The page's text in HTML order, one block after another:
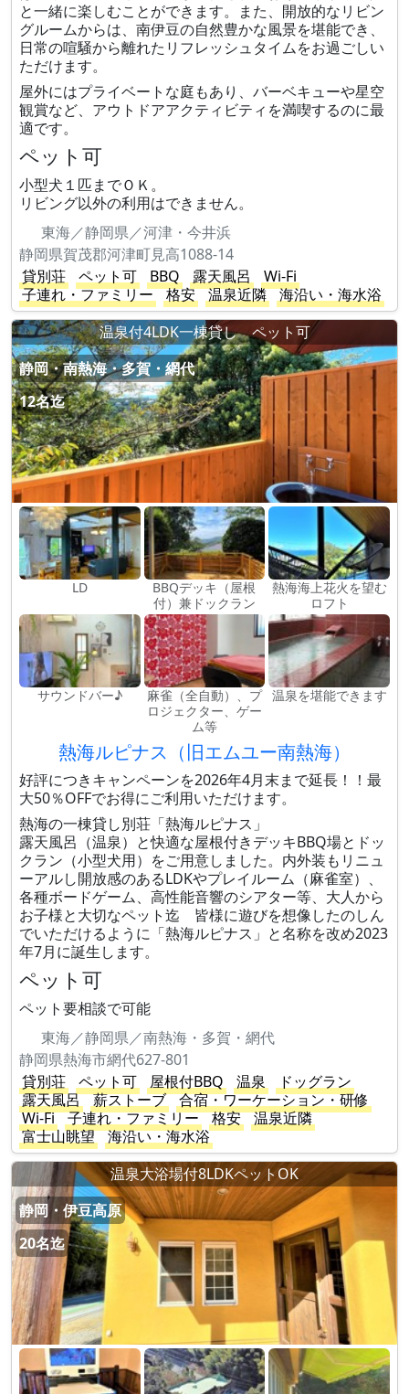
と一緒に楽しむことができます。また、開放的なリビン
グルームからは、南伊豆の自然豊かな風景を堪能でき、
日常の喧騒から離れたリフレッシュタイムをお過ごしい
ただけます。
屋外にはプライベートな庭もあり、バーベキューや星空
観賞など、アウトドアアクティビティを満喫するのに最
適です。
ペット可
小型犬１匹までＯＫ。
リビング以外の利用はできません。
東海／静岡県／河津・今井浜
静岡県賀茂郡河津町見高1088-14
貸別荘
ペット可 BBQ 露天風呂
Wi-Fi
子連れ・ファミリー
格安 温泉近隣
海沿い・海水浴
温泉付4LDK一棟貸し ペット可
静岡・南熱海・多賀・網代
12名迄
LD
BBQデッキ（屋根
付）兼ドックラン
熱海海上花火を望む
ロフト
サウンドバー♪
麻雀（全自動）、プ
ロジェクター、ゲー
ム等
温泉を堪能できます
熱海ルピナス（旧エムユー南熱海）
好評につきキャンペーンを2026年4月末まで延長！！最
大50％OFFでお得にご利用いただけます。
熱海の一棟貸し別荘「熱海ルピナス」
露天風呂（温泉）と快適な屋根付きデッキBBQ場とドッ
クラン（小型犬用）をご用意しました。内外装もリニュ
ーアルし開放感のあるLDKやプレイルーム（麻雀室）、
各種ボードゲーム、高性能音響のシアター等、大人から
お子様と大切なペット迄 皆様に遊びを想像したのしん
でいただけるように「熱海ルピナス」と名称を改め2023
年7月に誕生します。
ペット可
ペット要相談で可能
東海／静岡県／南熱海・多賀・網代
静岡県熱海市網代627-801
貸別荘
ペット可 屋根付BBQ 温泉
ドッグラン
露天風呂
薪ストーブ
合宿・ワーケーション・研修
Wi-Fi
子連れ・ファミリー 格安
温泉近隣
富士山眺望
海沿い・海水浴
温泉大浴場付8LDKペットOK
静岡・伊豆高原
20名迄